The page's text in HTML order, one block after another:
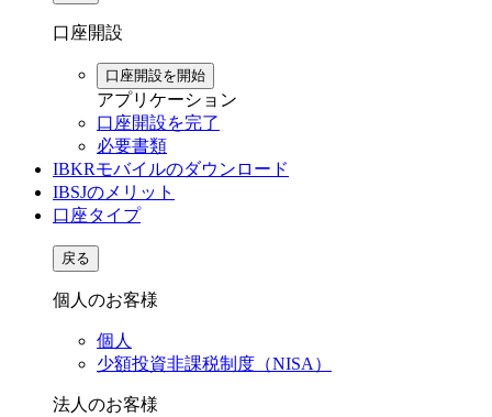
口座開設
口座開設を開始
アプリケーション
口座開設を完了
必要書類
IBKRモバイルのダウンロード
IBSJのメリット
口座タイプ
戻る
個人のお客様
個人
少額投資非課税制度（NISA）
法人のお客様